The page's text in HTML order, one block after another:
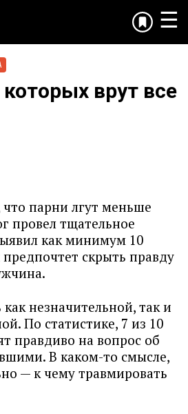
☰
врут все
парни лгут меньше
провел тщательное
как минимум 10
скрыть правду
незначительной, так и
По статистике, 7 из 10
правдиво на вопрос об
В каком-то смысле,
— к чему травмировать